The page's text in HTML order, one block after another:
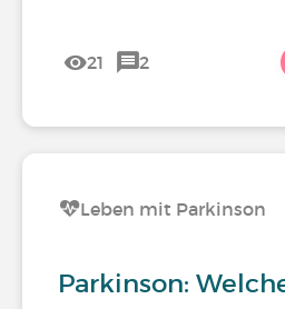
21 2
Leben mit Parkinson
Parkinson: